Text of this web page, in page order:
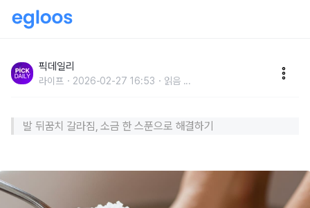
기피부처럼 변합니다
픽데일리
라이프 2026-02-27 16:53 읽음 ...
발 뒤꿈치 갈라짐, 소금 한 스푼으로 해결하기